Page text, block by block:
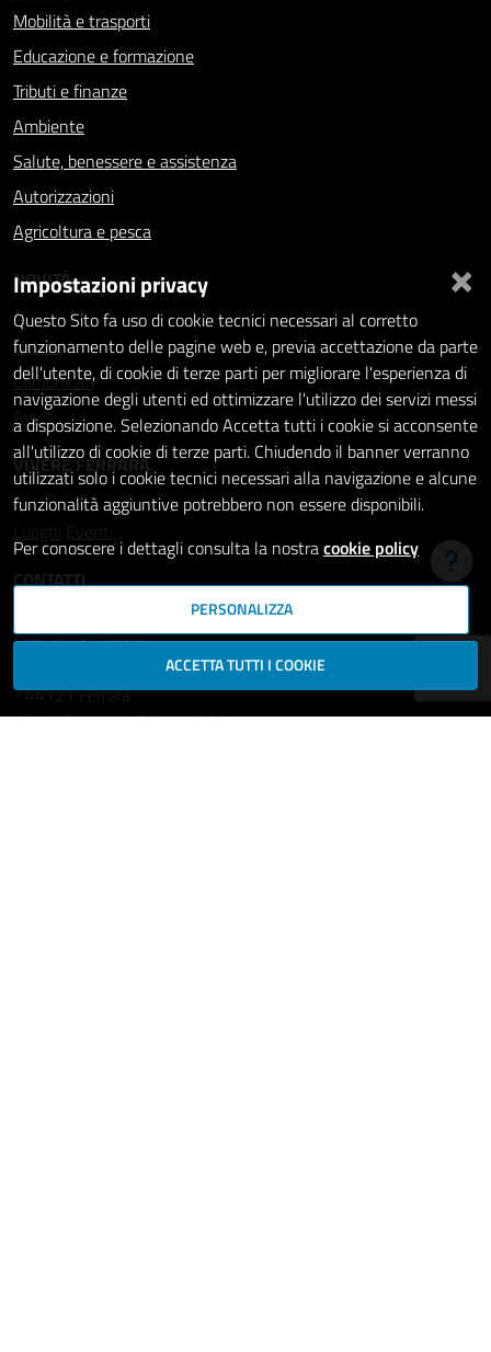
Mobilità e trasporti
Educazione e formazione
Tributi e finanze
Ambiente
Salute, benessere e assistenza
Autorizzazioni
Agricoltura e pesca
NOVITÀ
Notizie
Comunicati
Avvisi
VIVERE FERRARA
Luoghi
Eventi
CONTATTI
Comune di Ferrara
Piazza del Municipio, 2
- 44121 Ferrara
Codice fiscale: 00297110389
×
Impostazioni privacy
Questo Sito fa uso di cookie tecnici necessari al corretto
funzionamento delle pagine web e, previa accettazione da parte
dell'utente, di cookie di terze parti per migliorare l'esperienza di
navigazione degli utenti ed ottimizzare l'utilizzo dei servizi messi
a disposizione. Selezionando Accetta tutti i cookie si acconsente
all'utilizzo di cookie di terze parti. Chiudendo il banner verranno
utilizzati solo i cookie tecnici necessari alla navigazione e alcune
funzionalità aggiuntive potrebbero non essere disponibili.
Per conoscere i dettagli consulta la nostracookie policy
PERSONALIZZA
ACCETTA TUTTI I COOKIE
Hai